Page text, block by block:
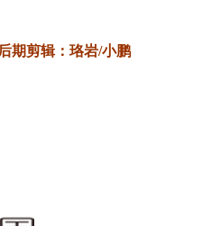
期剪辑：珞岩/小鹏